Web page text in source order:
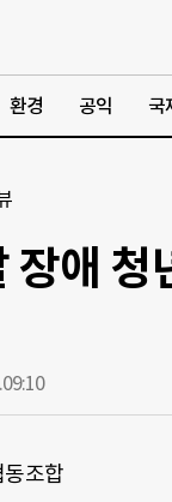
환경 공익 국
장애 청
09:10
조합